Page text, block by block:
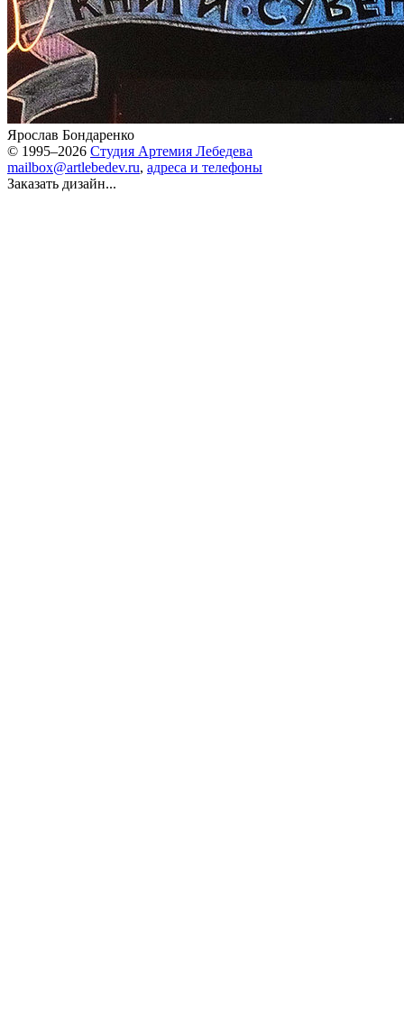
Ярослав Бондаренко
© 1995–2026 Студия Артемия Лебедева
mailbox@artlebedev.ru, адреса и телефоны
Заказать дизайн...